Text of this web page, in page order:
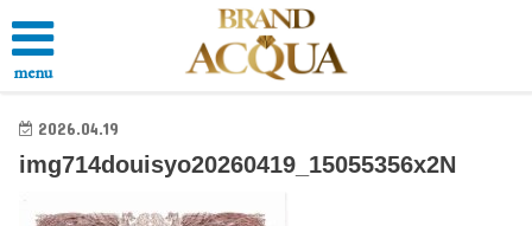
menu
2026.04.19
img714douisyo20260419_15055356x2N